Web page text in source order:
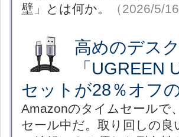
壁」とは何か。
（2026/5/16
高めのデス
「UGREEN
セットが28％オフ
Amazonのタイムセールで
セール中だ。取り回しの